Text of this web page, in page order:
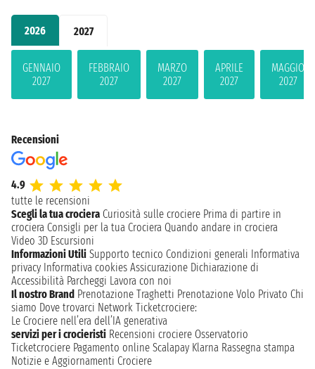
2026 2027
GENNAIO
2027
FEBBRAIO
2027
MARZO
2027
APRILE
2027
MAGGIO
2027
Recensioni
4.9
tutte le recensioni
Scegli la tua crociera Curiosità sulle crociere Prima di partire in
crociera Consigli per la tua Crociera Quando andare in crociera
Video 3D Escursioni
Informazioni Utili Supporto tecnico Condizioni generali Informativa
privacy Informativa cookies Assicurazione Dichiarazione di
Accessibilità Parcheggi Lavora con noi
Il nostro Brand Prenotazione Traghetti Prenotazione Volo Privato Chi
siamo Dove trovarci Network Ticketcrociere:
Le Crociere nell’era dell’IA generativa
servizi per i crocieristi Recensioni crociere Osservatorio
Ticketcrociere Pagamento online Scalapay Klarna Rassegna stampa
Notizie e Aggiornamenti Crociere